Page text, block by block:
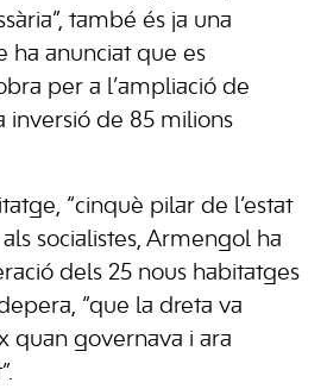
també és ja una
ha anunciat que es
per a l’ampliació de
inversió de 85 milions
“cinquè pilar de l’estat
socialistes, Armengol ha
dels 25 nous habitatges
“que la dreta va
quan governava i ara